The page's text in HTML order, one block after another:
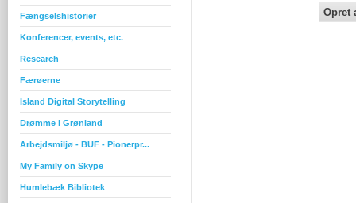
Fængselshistorier
Konferencer, events, etc.
Research
Færøerne
Island Digital Storytelling
Drømme i Grønland
Arbejdsmiljø - BUF - Pionerpr...
My Family on Skype
Humlebæk Bibliotek